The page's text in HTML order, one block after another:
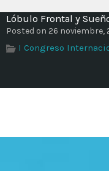
Lóbulo Frontal y
Posted on 26 noviembre,
I Congreso